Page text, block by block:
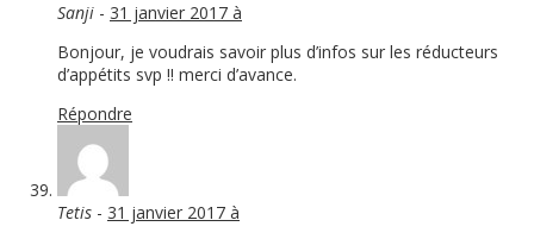
Sanji - 31 janvier 2017 à
Bonjour, je voudrais savoir plus d’infos sur les réducteurs
d’appétits svp !! merci d’avance.
Répondre
Tetis - 31 janvier 2017 à